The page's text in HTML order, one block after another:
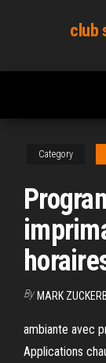
content
club
Category
By MARK
ambiante avec
Applications